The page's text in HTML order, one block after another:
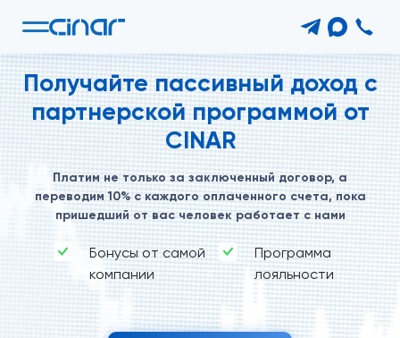
Получайте пассивный доход с
партнерскойпрограммой от
CINAR
Платим не только за заключенный договор, а
переводим 10% с каждого оплаченного счета, пока
пришедший от вас человек работает с нами
Бонусы от самой
компании
Программа
лояльности